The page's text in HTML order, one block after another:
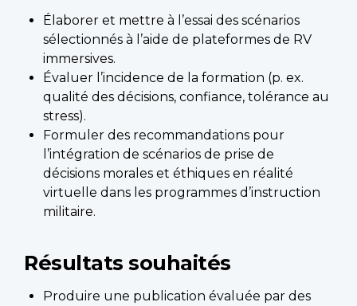
Élaborer et mettre à l’essai des scénarios
sélectionnés à l’aide de plateformes de RV
immersives.
Évaluer l’incidence de la formation (p. ex.
qualité des décisions, confiance, tolérance au
stress).
Formuler des recommandations pour
l’intégration de scénarios de prise de
décisions morales et éthiques en réalité
virtuelle dans les programmes d’instruction
militaire.
Résultats souhaités
Produire une publication évaluée par des